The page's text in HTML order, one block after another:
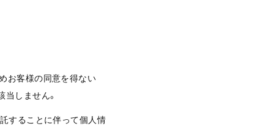
お客様の同意を得ない
しません。
することに伴って個人情